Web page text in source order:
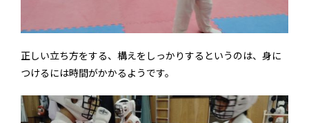
正しい立ち方をする、構えをしっかりするというのは、身に
つけるには時間がかかるようです。